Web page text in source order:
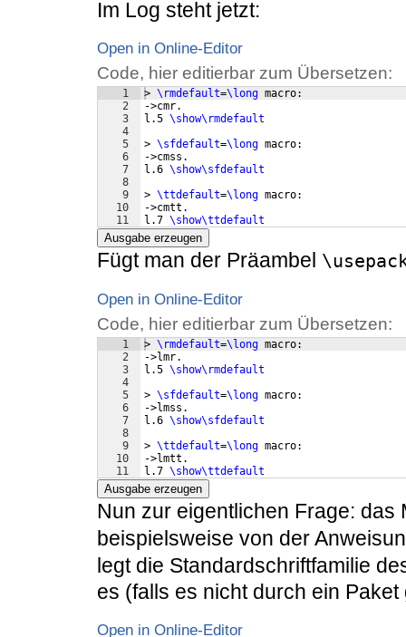
Im Log steht jetzt:
Open in Online-Editor
Code, hier editierbar zum Übersetzen:
1
2
3
4
5
6
7
8
9
10
11
> \rmdefault=\long macro:
->cmr.
l.5 \show\rmdefault
> \sfdefault=\long macro:
->cmss.
l.6 \show\sfdefault
> \ttdefault=\long macro:
->cmtt.
l.7 \show\ttdefault
Ausgabe erzeugen
Fügt man der Präambel
Open in Online-Editor
Code, hier editierbar zum Übersetzen:
1
2
3
4
5
6
7
8
9
10
11
> \rmdefault=\long macro:
->lmr.
l.5 \show\rmdefault
> \sfdefault=\long macro:
->lmss.
l.6 \show\sfdefault
> \ttdefault=\long macro:
->lmtt.
l.7 \show\ttdefault
Ausgabe erzeugen
Nun zur eigentlichen Frage: das
beispielsweise von der
legt die Standardschriftfamilie
es (falls es nicht durch ein
Open in Online-Editor